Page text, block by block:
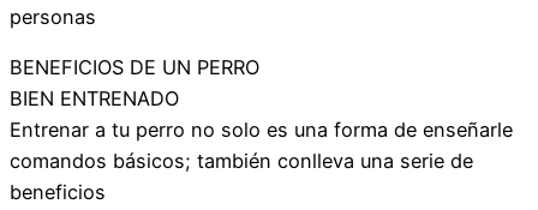
personas
BENEFICIOS DE UN PERRO
BIEN ENTRENADO
Entrenar a tu perro no solo es una forma de enseñarle
comandos básicos; también conlleva una serie de
beneficios